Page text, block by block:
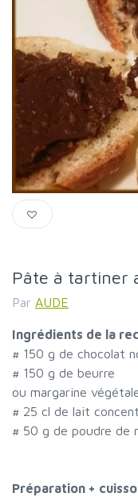
Pâte à tartiner
Par AUDE
Ingrédients de la
# 150 g de chocolat
# 150 g de beurre
ou margarine
# 25 cl de lait
# 50 g de poudre de
Préparation +